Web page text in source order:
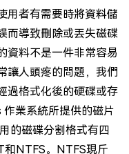
用者有需要時將資料儲
而導致刪除或丟失磁碟
資料不是一件非常容易
讓人頭疼的問題，我們
過格式化後的硬碟或存
業系統所提供的磁片
的磁碟分割格式有四
和NTFS。NTFS現斤